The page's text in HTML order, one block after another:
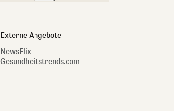
Externe Angebote
NewsFlix
Gesundheitstrends.com